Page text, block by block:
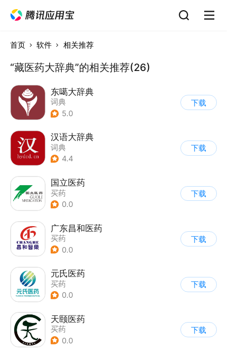
首页 软件 相关推荐
“藏医药大辞典”的相关推荐(26)
东噶大辞典
词典
5.0
下载
汉语大辞典
词典
4.4
下载
国立医药
买药
0.0
下载
广东昌和医药
买药
0.0
下载
元氏医药
买药
0.0
下载
天颐医药
买药
0.0
下载